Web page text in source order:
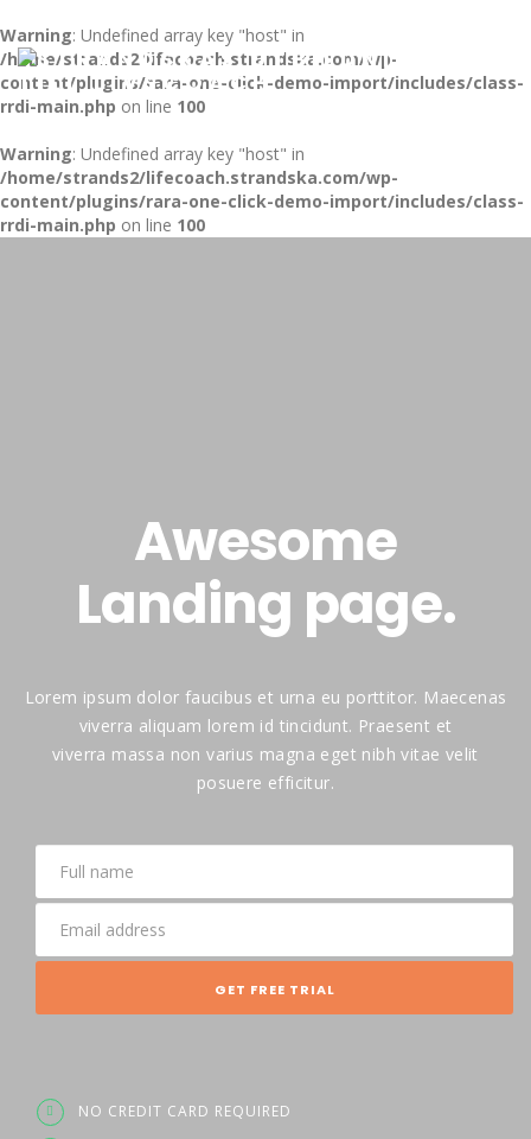
Warning: Undefined array key "host" in
/home/strands2/lifecoach.strandska.com/wp-
content/plugins/rara-one-click-demo-import/includes/class-
rrdi-main.php on line 100
Warning: Undefined array key "host" in
/home/strands2/lifecoach.strandska.com/wp-
content/plugins/rara-one-click-demo-import/includes/class-
rrdi-main.php on line 100
Awesome
Landing page.
Lorem ipsum dolor faucibus et urna eu porttitor. Maecenas
viverra aliquam lorem id tincidunt. Praesent et
viverra massa non varius magna eget nibh vitae velit
posuere efficitur.
NO CREDIT CARD REQUIRED